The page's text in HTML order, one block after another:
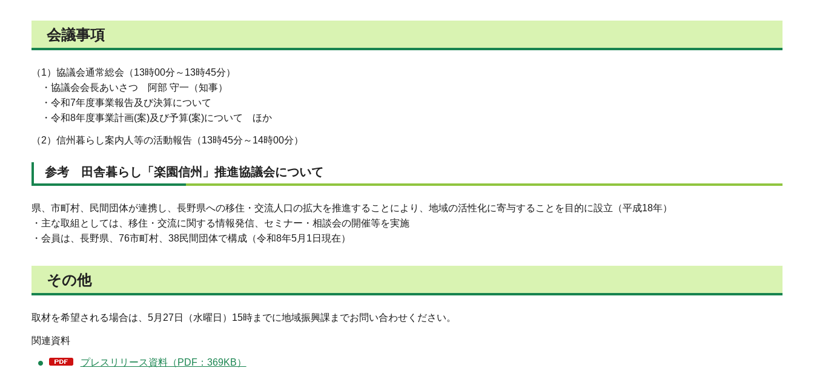
会議事項
（1）協議会通常総会（13時00分～13時45分）
・協議会会長あいさつ 阿部 守一（知事）
・令和7年度事業報告及び決算について
・令和8年度事業計画(案)及び予算(案)について ほか
（2）信州暮らし案内人等の活動報告（13時45分～14時00分）
参考 田舎暮らし「楽園信州」推進協議会について
県、市町村、民間団体が連携し、長野県への移住・交流人口の拡大を推進することにより、地域の活性化に寄与することを目的に設立（平成18年）
・主な取組としては、移住・交流に関する情報発信、セミナー・相談会の開催等を実施
・会員は、長野県、76市町村、38民間団体で構成（令和8年5月1日現在）
その他
取材を希望される場合は、5月27日（水曜日）15時までに地域振興課までお問い合わせください。
関連資料
プレスリリース資料（PDF：369KB）